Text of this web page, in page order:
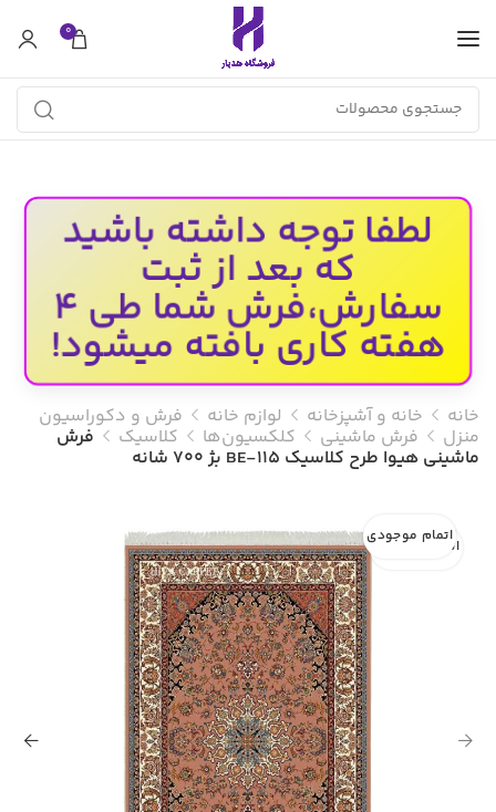
0
لطفا توجه داشته باشید
که بعد از ثبت
سفارش،فرش شما طی 4
هفته کاری بافته میشود!
خانه خانه و آشپزخانه لوازم خانه فرش و دکوراسیون
منزل فرش ماشینی کلکسیون‌ها کلاسیک فرش
ماشینی هیوا طرح کلاسیک BE-115 بژ ۷۰۰ شانه
اتمام موجودی
اتمام موجودی